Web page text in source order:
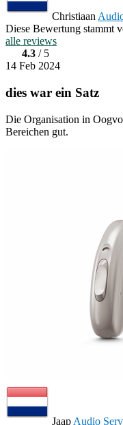
Christiaan
Diese Bewertung stammt
alle reviews
4.3 / 5
14 Feb 2024
dies war ein Satz
Die Organisation in
Bereichen gut.
Jaap Audio